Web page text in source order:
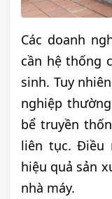
Các doanh
cần hệ thống
sinh. Tuy
nghiệp
bể truyền
liên tục. Điều
hiệu quả sản
nhà máy.